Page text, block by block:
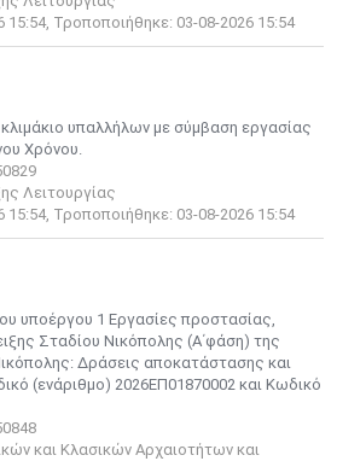
Τροποποιήθηκε: 03-08-2026 15:54
υπαλλήλων με σύμβαση εργασίας
Χρόνου.
Λειτουργίας
Τροποποιήθηκε: 03-08-2026 15:54
υποέργου 1 Εργασίες προστασίας,
Σταδίου Νικόπολης (Α΄φάση) της
Δράσεις αποκατάστασης και
(ενάριθμο) 2026ΕΠ01870002 και Κωδικό
και Κλασικών Αρχαιοτήτων και